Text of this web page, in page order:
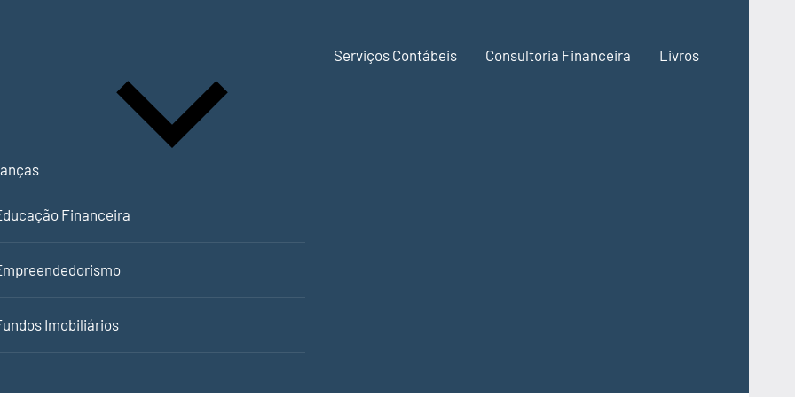
Financeira
Imobiliários
Serviços Contábeis Consultoria Financeira Livros